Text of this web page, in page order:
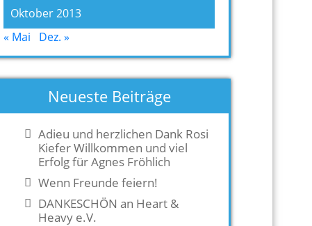
Oktober 2013
« Mai Dez. »
Neueste Beiträge
Adieu und herzlichen Dank Rosi
Kiefer Willkommen und viel
Erfolg für Agnes Fröhlich
Wenn Freunde feiern!
DANKESCHÖN an Heart &
Heavy e.V.